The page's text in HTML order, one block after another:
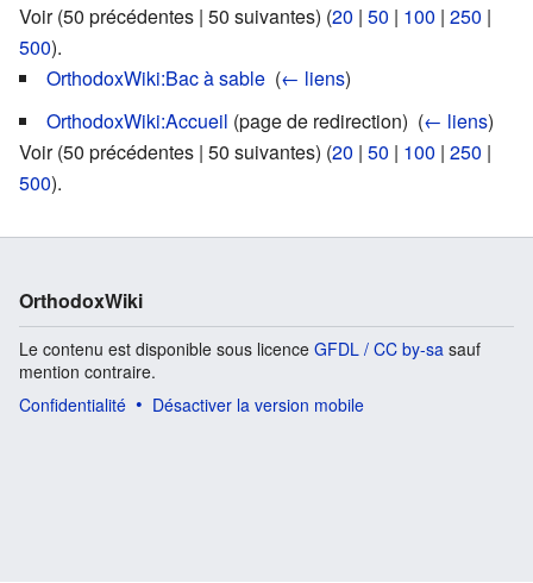
Voir (50 précédentes | 50 suivantes) (20 | 50 | 100 | 250 |
500).
OrthodoxWiki:Bac à sable (← liens)
OrthodoxWiki:Accueil (page de redirection) ‎ (← liens)
Voir (50 précédentes | 50 suivantes) (20 | 50 | 100 | 250 |
500).
OrthodoxWiki
Le contenu est disponible sous licence GFDL / CC by-sa sauf
mention contraire.
Confidentialité
Désactiver la version mobile